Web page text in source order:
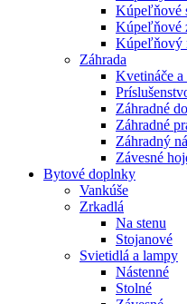
Kúpeľňové
Kúpeľňové
Kúpeľňový
Záhrada
Kvetináče
Záhradné
Záhradné
Záhradný
Závesné
Bytové doplnky
Vankúše
Zrkadlá
Na stenu
Stojanové
Svietidlá a lampy
Nástenné
Stolné